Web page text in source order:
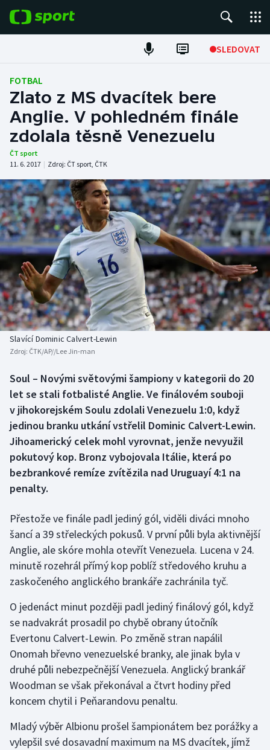
SLEDOVAT
Fotbal
Hokej
Tenis
Atletika
Cyklistika
DALŠÍ SPORTY
Americký fotbal
Baseball a softbal
Basketbal
Biatlon
Box
Curling
Dostihy
Florbal
Futsal
Golf
Gymnastika
Jezdectví
Judo
Krasobruslení
Lyže a snowboard
NEPŘEHLÉDNĚTE
Soutěže
Historické návraty
Aplikace ČT sport
FOTBAL
Zlato z MS dvacítek bere
Anglie. V pohledném finále
zdolala těsně Venezuelu
ČT sport
11. 6. 2017 | Zdroj: ČT sport, ČTK
Slavící Dominic Calvert-Lewin
Zdroj: ČTK/AP//Lee Jin-man
Soul – Novými světovými šampiony v kategorii do 20
let se stali fotbalisté Anglie. Ve finálovém souboji
v jihokorejském Soulu zdolali Venezuelu 1:0, když
jedinou branku utkání vstřelil Dominic Calvert-Lewin.
Jihoamerický celek mohl vyrovnat, jenže nevyužil
pokutový kop. Bronz vybojovala Itálie, která po
bezbrankové remíze zvítězila nad Uruguayí 4:1 na
penalty.
Přestože ve finále padl jediný gól, viděli diváci mnoho
šancí a 39 střeleckých pokusů. V první půli byla aktivnější
Anglie, ale skóre mohla otevřít Venezuela. Lucena v 24.
minutě rozehrál přímý kop poblíž středového kruhu a
zaskočeného anglického brankáře zachránila tyč.
O jedenáct minut později padl jediný finálový gól, když
se nadvakrát prosadil po chybě obrany útočník
Evertonu Calvert-Lewin. Po změně stran napálil
Onomah břevno venezuelské branky, ale jinak byla v
druhé půli nebezpečnější Venezuela. Anglický brankář
Woodman se však překonával a čtvrt hodiny před
koncem chytil i Peňarandovu penaltu.
Mladý výběr Albionu prošel šampionátem bez porážky a
vylepšil své dosavadní maximum na MS dvacítek, jímž